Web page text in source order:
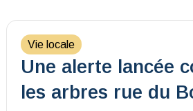
Vie locale
Une alerte lancée
les arbres rue du